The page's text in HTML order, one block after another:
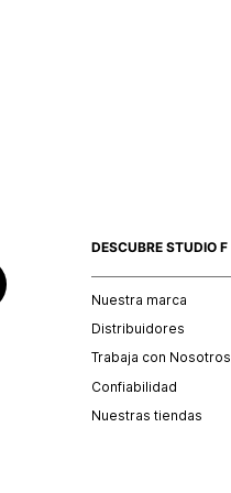
DESCUBRE STUDIO F
Nuestra marca
Distribuidores
Trabaja con Nosotros
Confiabilidad
Nuestras tiendas